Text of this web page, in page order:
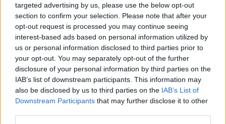
targeted advertising by us, please use the below opt-out
section to confirm your selection. Please note that after your
opt-out request is processed you may continue seeing
interest-based ads based on personal information utilized by
us or personal information disclosed to third parties prior to
your opt-out. You may separately opt-out of the further
disclosure of your personal information by third parties on the
IAB’s list of downstream participants. This information may
also be disclosed by us to third parties on the IAB’s List of
Downstream Participants that may further disclose it to other
Fennmaradásunkat, a regionális, független
újságírást minden egyes olvasói forint segíti,
amit köszönettel fogadunk.
Ha Ön is támogatna bennünket, kattintson
az alábbi gombra. Köszönjük.
TÁMOGATOM